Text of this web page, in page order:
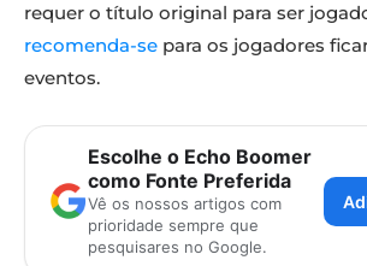
RoboCop: Rogue City - Unfinished Business
requer o título original para ser
recomenda-se para os jogadores
eventos.
Escolhe o Echo Boomer
como Fonte Preferida
Vê os nossos artigos com
prioridade sempre que
pesquisares no Google.